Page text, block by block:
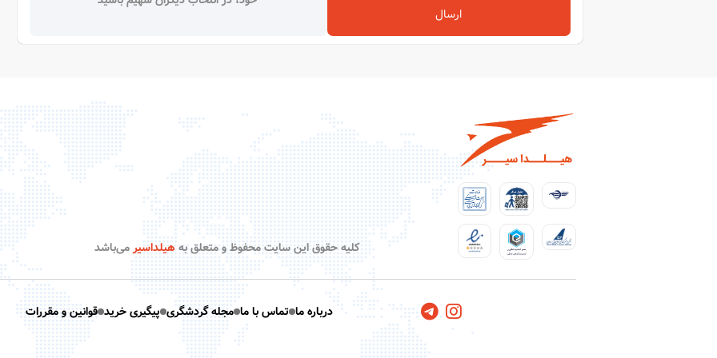
ارسال
کلیه حقوق این سایت محفوظ و متعلق بههیلداسیرمی‌باشد
درباره ما تماس با ما مجله گردشگری پیگیری خرید قوانین و مقررات